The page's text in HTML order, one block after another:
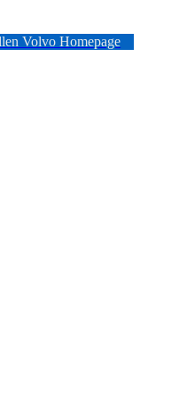
Volvo Homepage